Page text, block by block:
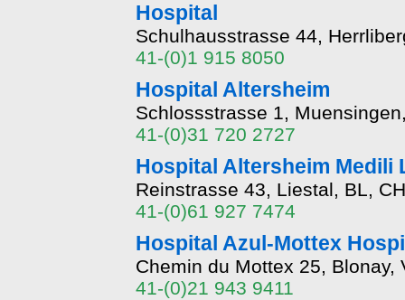
Hospital
Schulhausstrasse 44,
41-(0)1 915 8050
Hospital Altersheim
Schlossstrasse 1,
41-(0)31 720 2727
Hospital Altersheim Medili
Reinstrasse 43, Liestal, BL,
41-(0)61 927 7474
Hospital Azul-Mottex
Chemin du Mottex 25, Blonay,
41-(0)21 943 9411